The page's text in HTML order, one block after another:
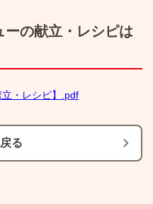
の献立・レシピは
・レシピ】.pdf
る